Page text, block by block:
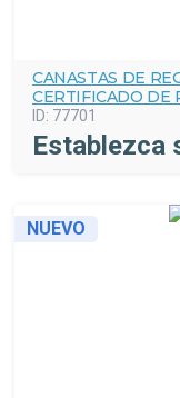
CANASTAS DE
CERTIFICADO DE
ID: 77701
Establezca
NUEVO